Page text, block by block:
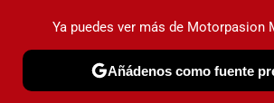
PRUEBAS INDUSTRIA HOY NO
Ya puedes ver más de Motorpasion
Añádenos como fuente